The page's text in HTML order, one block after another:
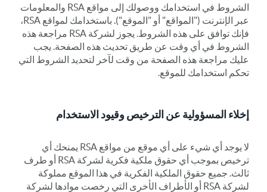
الشروط في استخدامك ووصولك إلى مواقع RSA والمعلومات
عبر الإنترنت ("المواقع" أو "الموقع"). باستخدامك لمواقع RSA،
فإنك توافق على هذه الشروط. يجوز لشركة RSA مراجعة هذه
الشروط في أي وقت عن طريق تحديث هذه الصفحة. يجب
عليك مراجعة هذه الصفحة من وقت لآخر لتحديد الشروط التي
تحكم استخدامك للموقع.
إخلاء المسؤولية عن الترخيص وقيود الاستخدام
لا يوجد أي شيء على أي موقع من مواقع RSA يمنحك أي
ترخيص بموجب أي حقوق ملكية فكرية لشركة RSA أو طرف
ثالث. جميع حقوق الملكية الفكرية في هذا الموقع مملوكة
لشركة RSA أو الأطراف الأخرى التي رخصت موادها لشركة